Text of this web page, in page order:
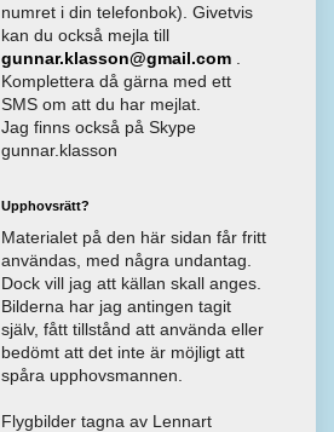
numret i din telefonbok). Givetvis
kan du också mejla till
gunnar.klasson@gmail.com
Komplettera då gärna med ett
SMS om att du har mejlat.
Jag finns också på Skype
gunnar.klasson
Upphovsrätt?
Materialet på den här sidan får fritt
användas, med några undantag.
Dock vill jag att källan skall anges.
Bilderna har jag antingen tagit
själv, fått tillstånd att använda eller
bedömt att det inte är möjligt att
spåra upphovsmannen.
Flygbilder tagna av Lennart